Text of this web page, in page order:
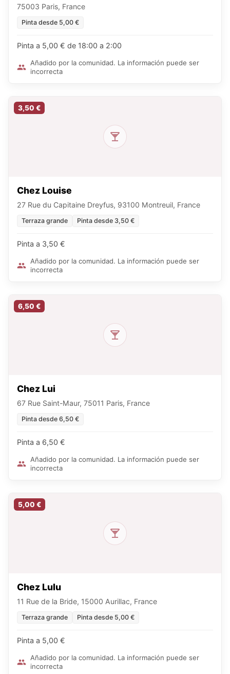
75003 Paris, France
Pinta desde 5,00 €
Pinta a 5,00 € de 18:00 a 2:00
Añadido por la comunidad. La información puede ser
incorrecta
3,50 €
Chez Louise
27 Rue du Capitaine Dreyfus, 93100 Montreuil, France
Terraza grande Pinta desde 3,50 €
Pinta a 3,50 €
Añadido por la comunidad. La información puede ser
incorrecta
6,50 €
Chez Lui
67 Rue Saint-Maur, 75011 Paris, France
Pinta desde 6,50 €
Pinta a 6,50 €
Añadido por la comunidad. La información puede ser
incorrecta
5,00 €
Chez Lulu
11 Rue de la Bride, 15000 Aurillac, France
Terraza grande Pinta desde 5,00 €
Pinta a 5,00 €
Añadido por la comunidad. La información puede ser
incorrecta